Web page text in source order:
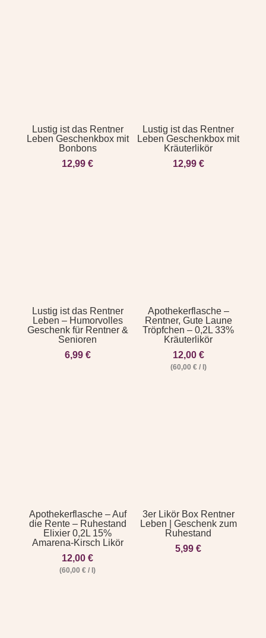
Lustig ist das Rentner
Leben Geschenkbox mit
Bonbons
12,99€
Lustig ist das Rentner
Leben Geschenkbox mit
Kräuterlikör
12,99 €
Lustig ist das Rentner
Leben – Humorvolles
Geschenk für Rentner &
Senioren
6,99 €
Apothekerflasche –
Rentner, Gute Laune
Tröpfchen – 0,2L 33%
Kräuterlikör
12,00 €
(60,00 €/ l)
Apothekerflasche – Auf
die Rente – Ruhestand
Elixier 0,2L 15%
Amarena-Kirsch Likör
12,00€
(60,00€ / l)
3er Likör Box Rentner
Leben | Geschenk zum
Ruhestand
5,99€